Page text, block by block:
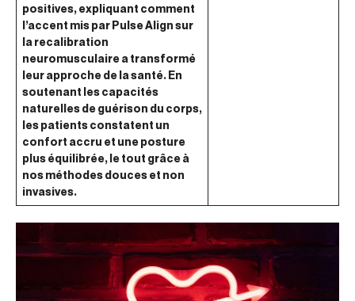
positives, expliquant comment
l’accent mis par Pulse Align sur
la recalibration
neuromusculaire a transformé
leur approche de la santé. En
soutenant les capacités
naturelles de guérison du corps,
les patients constatent un
confort accru et une posture
plus équilibrée, le tout grâce à
nos méthodes douces et non
invasives.